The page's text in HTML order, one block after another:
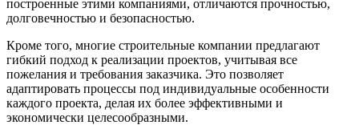
построенные этими компаниями, отличаются прочностью,
долговечностью и безопасностью.
Кроме того, многие строительные компании предлагают
гибкий подход к реализации проектов, учитывая все
пожелания и требования заказчика. Это позволяет
адаптировать процессы под индивидуальные особенности
каждого проекта, делая их более эффективными и
экономически целесообразными.